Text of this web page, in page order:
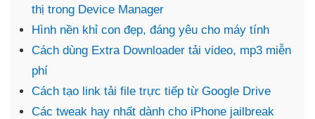
thị trong Device Manager
Hình nền khỉ con đẹp, đáng yêu cho máy tính
Cách dùng Extra Downloader tải video, mp3 miễn
phí
Cách tạo link tải file trực tiếp từ Google Drive
Các tweak hay nhất dành cho iPhone jailbreak